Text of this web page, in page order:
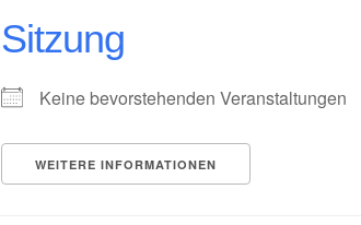
Sitzung
Keine bevorstehenden Veranstaltungen
WEITERE INFORMATIONEN